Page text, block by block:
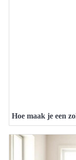
Hoe maak je een